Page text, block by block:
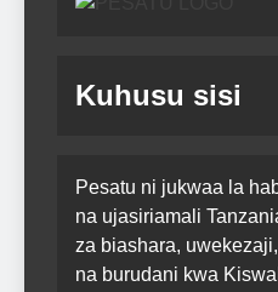
Kuhusu sisi
Pesatu ni jukwaa la
na ujasiriamali
za biashara,
na burudani kwa